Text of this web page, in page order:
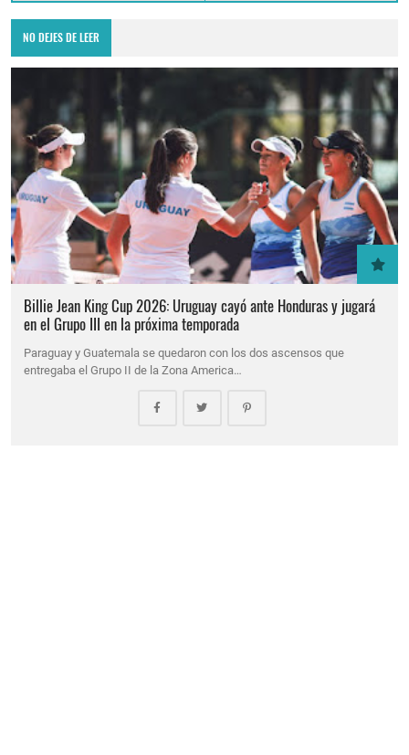
NO DEJES DE LEER
Billie Jean King Cup 2026: Uruguay cayó ante Honduras y jugará
en el Grupo III en la próxima temporada
Paraguay y Guatemala se quedaron con los dos ascensos que
entregaba el Grupo II de la Zona America…